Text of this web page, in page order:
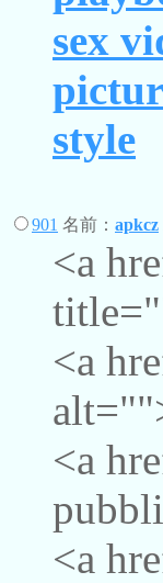
sex
style
901 名前： apkcz
<a
<a
<a
<a